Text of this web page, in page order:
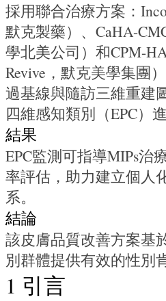
採用聯合治療方案：
默克製藥）、CaHA-
學北美公司）和CPM-
Revive，默克美學集團
過基線與隨訪三維重建
四維感知類別（EPC）
結果
EPC監測可指導MIPs治
率評估，助力建立個人
系。
結論
該皮膚品質改善方案基
別群體提供有效的性別
1 引言